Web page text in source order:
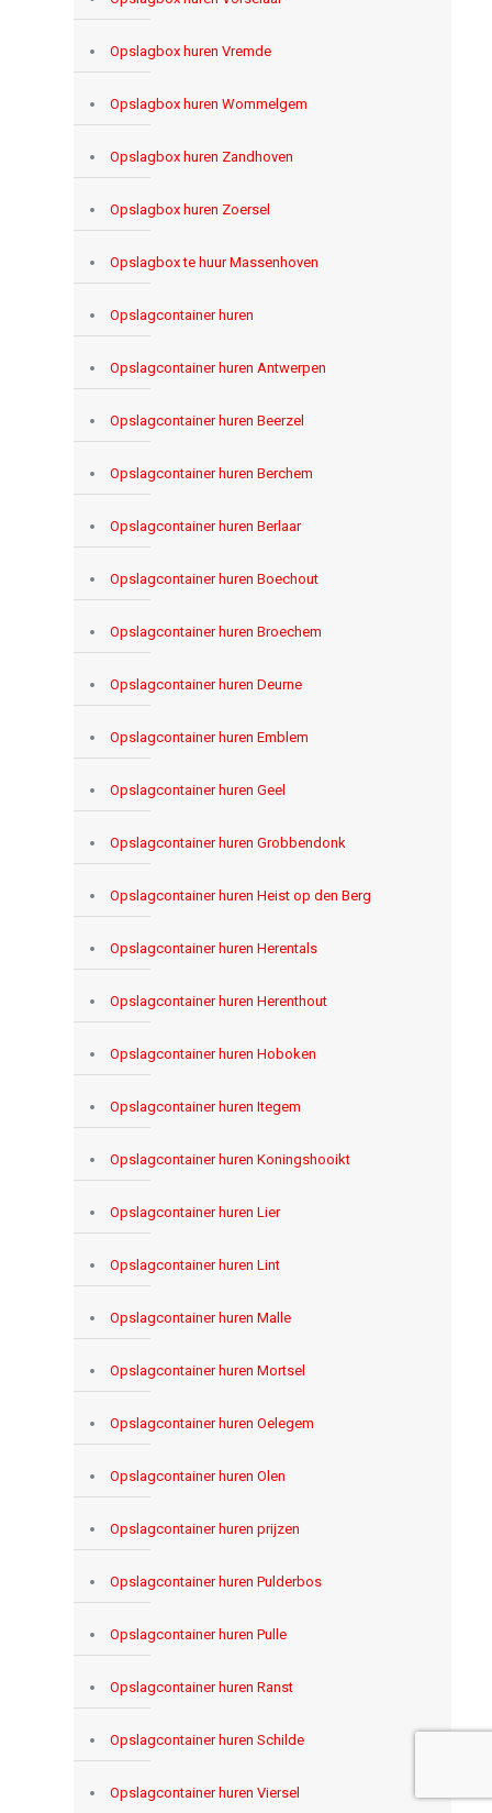
Opslagbox huren Vremde
Opslagbox huren Wommelgem
Opslagbox huren Zandhoven
Opslagbox huren Zoersel
Opslagbox te huur Massenhoven
Opslagcontainer huren
Opslagcontainer huren Antwerpen
Opslagcontainer huren Beerzel
Opslagcontainer huren Berchem
Opslagcontainer huren Berlaar
Opslagcontainer huren Boechout
Opslagcontainer huren Broechem
Opslagcontainer huren Deurne
Opslagcontainer huren Emblem
Opslagcontainer huren Geel
Opslagcontainer huren Grobbendonk
Opslagcontainer huren Heist op den Berg
Opslagcontainer huren Herentals
Opslagcontainer huren Herenthout
Opslagcontainer huren Hoboken
Opslagcontainer huren Itegem
Opslagcontainer huren Koningshooikt
Opslagcontainer huren Lier
Opslagcontainer huren Lint
Opslagcontainer huren Malle
Opslagcontainer huren Mortsel
Opslagcontainer huren Oelegem
Opslagcontainer huren Olen
Opslagcontainer huren prijzen
Opslagcontainer huren Pulderbos
Opslagcontainer huren Pulle
Opslagcontainer huren Ranst
Opslagcontainer huren Schilde
Opslagcontainer huren Viersel